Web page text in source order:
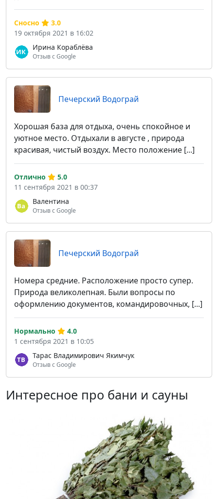
Ирина Кораблёва
Отзыв с Google
Сносно
3.0
19 октября 2021 в 16:02
Печерский Водограй
Хорошая база для отдыха, очень спокойное и
уютное место. Отдыхали в августе , природа
красивая, чистый воздух. Место положение [...]
Валентина
Отзыв с Google
Отлично
5.0
11 сентября 2021 в 00:37
Печерский Водограй
Номера средние. Расположение просто супер.
Природа великолепная. Были вопросы по
оформлению документов, командировочных, [...]
Тарас Владимирович Якимчук
Отзыв с Google
Нормально
4.0
1 сентября 2021 в 10:05
Интересное про бани и сауны